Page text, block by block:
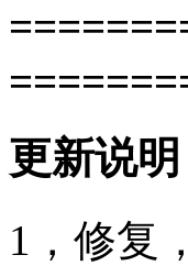
更新说明
1，修复